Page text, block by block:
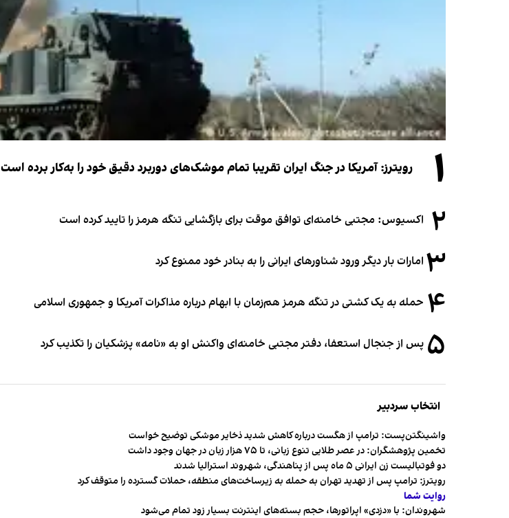
۱ رویترز: آمریکا در جنگ ایران تقریبا تمام موشک‌های دوربرد دقیق خود را به‌کار برده است
۲ اکسیوس: مجتبی خامنه‌ای توافق موقت برای بازگشایی تنگه هرمز را تایید کرده است
۳ امارات بار دیگر ورود شناورهای ایرانی را به بنادر خود ممنوع کرد
۴ حمله به یک کشتی در تنگه هرمز هم‌زمان با ابهام درباره مذاکرات آمریکا و جمهوری اسلامی
۵ پس از جنجال استعفا، دفتر مجتبی خامنه‌ای واکنش او به «نامه» پزشکیان را تکذیب کرد
انتخاب سردبیر
واشینگتن‌پست: ترامپ از هگست درباره کاهش شدید ذخایر موشکی توضیح خواست
تخمین پژوهشگران: در عصر طلایی تنوع زبانی، تا ۷۵ هزار زبان در جهان وجود داشت
دو فوتبالیست زن ایرانی ۵ ماه پس از پناهندگی، شهروند استرالیا شدند
رویترز: ترامپ پس از تهدید تهران به حمله به زیرساخت‌های منطقه، حملات گسترده را متوقف کرد
روایت شما
شهروندان:‌ با «دزدی» اپراتورها، حجم بسته‌های اینترنت بسیار زود تمام می‌شود